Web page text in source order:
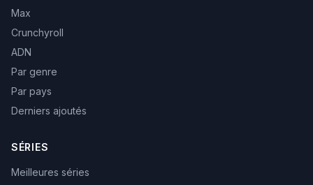
Max
Crunchyroll
ADN
Par genre
Par pays
Derniers ajoutés
SÉRIES
Meilleures séries